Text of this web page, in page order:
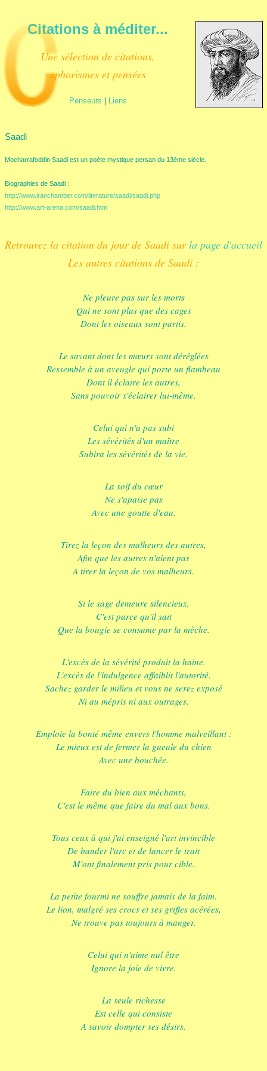
Citations à méditer...
Une sélection de citations,
aphorismes et pensées
Penseurs Liens
Saadi
Mocharrafoddin Saadi est un poète mystique persan du 13ème siècle.
Biographies de Saadi :
http://www.iranchamber.com/literature/saadi/saadi.php
http://www.art-arena.com/saadi.htm
Retrouvez la citation du jour de Saadi surla page d'accueil
Les autres citations de Saadi :
Ne pleure pas sur les morts
Qui ne sont plus que des cages
Dont les oiseaux sont partis.
Le savant dont les mœurs sont déréglées
Ressemble à un aveugle qui porte un flambeau
Dont il éclaire les autres,
Sans pouvoir s'éclairer lui-même.
Celui qui n'a pas subi
Les sévérités d'un maître
Subira les sévérités de la vie.
La soif du cœur
Ne s'apaise pas
Avec une goutte d'eau.
Tirez la leçon des malheurs des autres,
Afin que les autres n'aient pas
A tirer la leçon de vos malheurs.
Si le sage demeure silencieux,
C'est parce qu'il sait
Que la bougie se consume par la mèche.
L'excès de la sévérité produit la haine.
L'excès de l'indulgence affaiblit l'autorité.
Sachez garder le milieu et vous ne serez exposé
Ni au mépris ni aux outrages.
Emploie la bonté même envers l'homme malveillant :
Le mieux est de fermer la gueule du chien
Avec une bouchée.
Faire du bien aux méchants,
C'est le même que faire du mal aux bons.
Tous ceux à qui j'ai enseigné l'art invincible
De bander l'arc et de lancer le trait
M'ont finalement pris pour cible.
La petite fourmi ne souffre jamais de la faim.
Le lion, malgré ses crocs et ses griffes acérées,
Ne trouve pas toujours à manger.
Celui qui n'aime nul être
Ignore la joie de vivre.
La seule richesse
Est celle qui consiste
A savoir dompter ses désirs.